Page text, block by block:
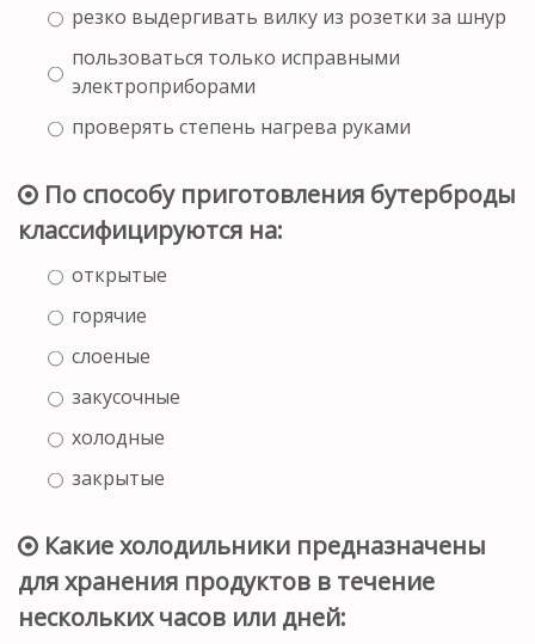
резко выдергивать вилку из розетки за шнур
пользоваться только исправными
электроприборами
проверять степень нагрева руками
По способу приготовления бутерброды
классифицируются на:
открытые
горячие
слоеные
закусочные
холодные
закрытые
Какие холодильники предназначены
для хранения продуктов в течение
нескольких часов или дней: